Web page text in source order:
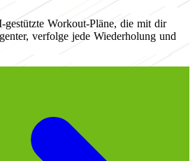
gestützte Workout-Pläne, die mit dir
verfolge jede Wiederholung und